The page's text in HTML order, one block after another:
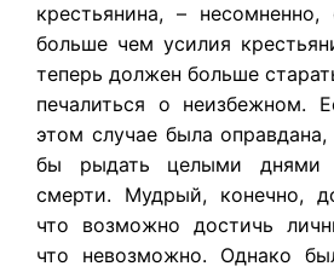
крестьянина, –
больше чем усилия
теперь должен больше
печалиться о неизбежном.
этом случае была
бы рыдать целыми днями
смерти. Мудрый, конечно,
что возможно достичь
что невозможно. Однако